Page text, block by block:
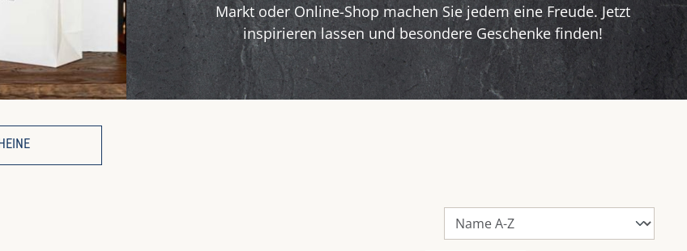
Markt oder Online-Shop machen Sie jedem eine Freude. Jetzt
inspirieren lassen und besondere Geschenke finden!